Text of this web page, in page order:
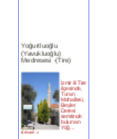
(Yavukluoğlu)
Medresesi -(Tire)
ilçesinde,
Turan
Mahallesi,
Beyler
Deresi
semtinde
bulunan
Yoğ...
devam »